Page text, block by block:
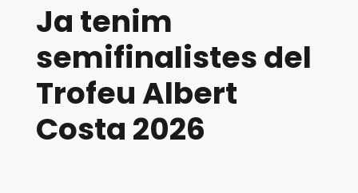
Ja tenim
semifinalistes del
Trofeu Albert
Costa 2026